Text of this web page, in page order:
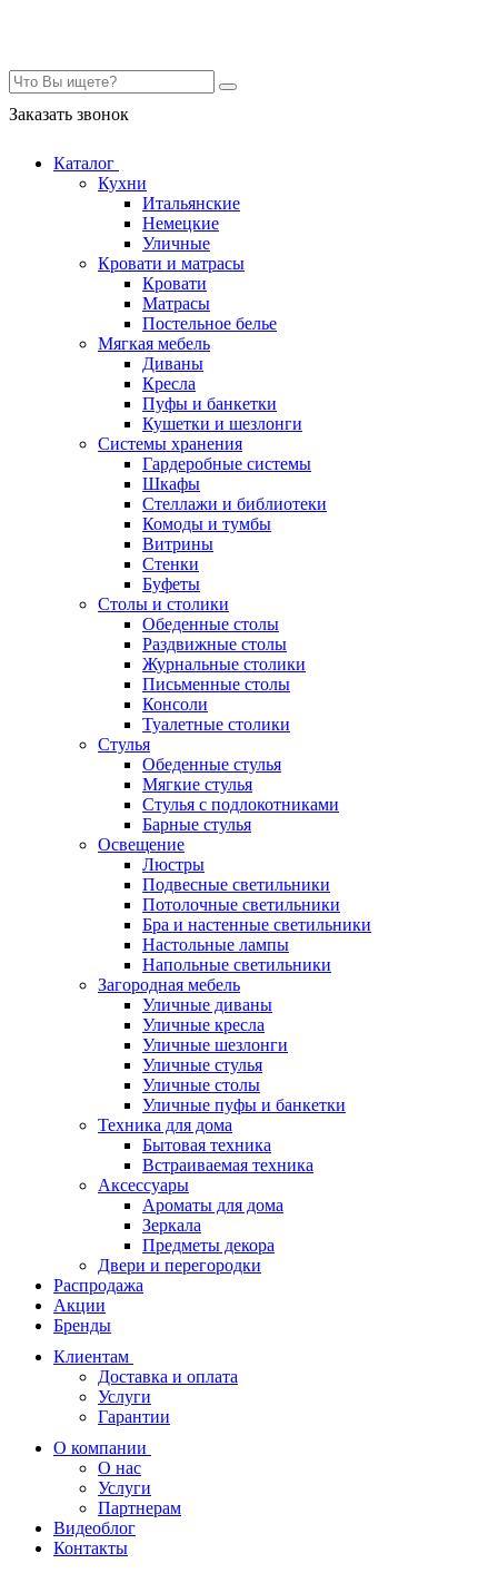
Заказать звонок
Каталог
Кухни
Итальянские
Немецкие
Уличные
Кровати и матрасы
Кровати
Матрасы
Постельное белье
Мягкая мебель
Диваны
Кресла
Пуфы и банкетки
Кушетки и шезлонги
Системы хранения
Гардеробные системы
Шкафы
Стеллажи и библиотеки
Комоды и тумбы
Витрины
Стенки
Буфеты
Столы и столики
Обеденные столы
Раздвижные столы
Журнальные столики
Письменные столы
Консоли
Туалетные столики
Стулья
Обеденные стулья
Мягкие стулья
Стулья с подлокотниками
Барные стулья
Освещение
Люстры
Подвесные светильники
Потолочные светильники
Бра и настенные светильники
Настольные лампы
Напольные светильники
Загородная мебель
Уличные диваны
Уличные кресла
Уличные шезлонги
Уличные стулья
Уличные столы
Уличные пуфы и банкетки
Техника для дома
Бытовая техника
Встраиваемая техника
Аксессуары
Ароматы для дома
Зеркала
Предметы декора
Двери и перегородки
Распродажа
Акции
Бренды
Клиентам
Доставка и оплата
Услуги
Гарантии
О компании
О нас
Услуги
Партнерам
Видеоблог
Контакты